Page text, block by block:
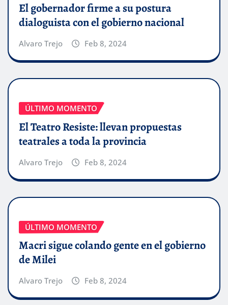
El gobernador firme a su postura
dialoguista con el gobierno nacional
Alvaro Trejo Feb 8, 2024
ÚLTIMO MOMENTO
El Teatro Resiste: llevan propuestas
teatrales a toda la provincia
Alvaro Trejo Feb 8, 2024
ÚLTIMO MOMENTO
Macri sigue colando gente en el gobierno
de Milei
Alvaro Trejo Feb 8, 2024